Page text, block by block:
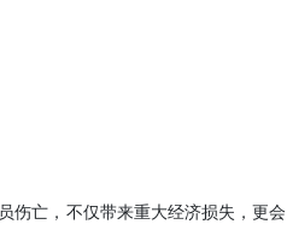
伤亡，不仅带来重大经济损失，更会